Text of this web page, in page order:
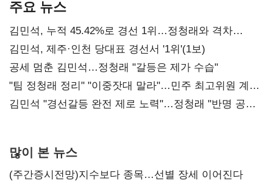
주요 뉴스
김민석, 누적 45.42%로 경선 1위…정청래와 격차
0.86%p(2보)
김민석, 제주·인천 당대표 경선서 '1위'(1보)
공세 멈춘 김민석…정청래 "갈등은 제가 수습"
"팀 정청래 정리" "이중잣대 말라"…민주 최고위원 계파
다툼 격화
김민석 "경선갈등 완전 제로 노력"…정청래 "반명 공세
많이 본 뉴스
(주간증시전망)지수보다 종목…선별 장세 이어진다